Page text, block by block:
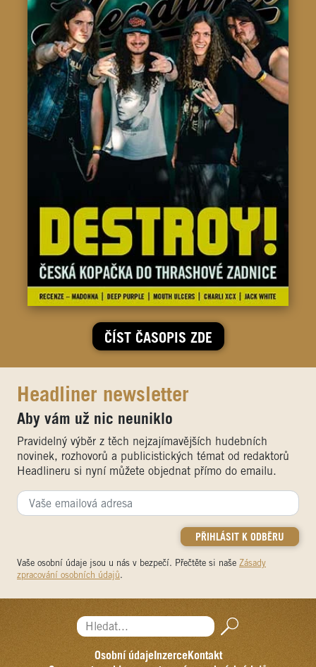
ČÍST ČASOPIS ZDE
Headliner newsletter
Aby vám už nic neuniklo
Pravidelný výběr z těch nejzajímavějších hudebních
novinek, rozhovorů a publicistických témat od redaktorů
Headlineru si nyní můžete objednat přímo do emailu.
Vaše osobní údaje jsou u nás v bezpečí. Přečtěte si naše Zásady
zpracování osobních údajů .
Hledat...
Osobní údajeInzerceKontakt